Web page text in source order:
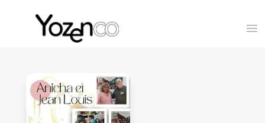
Yozenco - Organisateur de Salons, Evénements et